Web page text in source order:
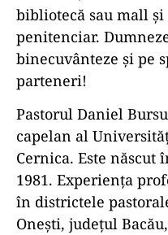
bibliotecă sau mall
penitenciar.
binecuvânteze și pe
parteneri!
Pastorul Daniel
capelan al
Cernica. Este
1981. Experiența
în districtele
Onești, județul